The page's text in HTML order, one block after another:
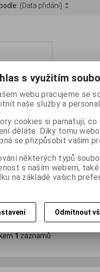
(Data přidání)
- 532sf
2
1 záznamů
s využitím
webu pracujeme se
naše služby a
cookies si pamatují,
děláte. Díky tomu
se přizpůsobit vašim
některých typů
s naším webem,
na základě vašich
Odmítnout